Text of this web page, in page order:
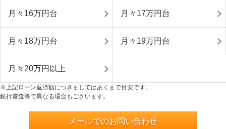
月々16万円台 月々17万円台
月々18万円台 月々19万円台
月々20万円以上
※上記ローン返済額につきましてはあくまで目安です。
銀行審査等で異なる場合もございます。
メールでのお問い合わせ